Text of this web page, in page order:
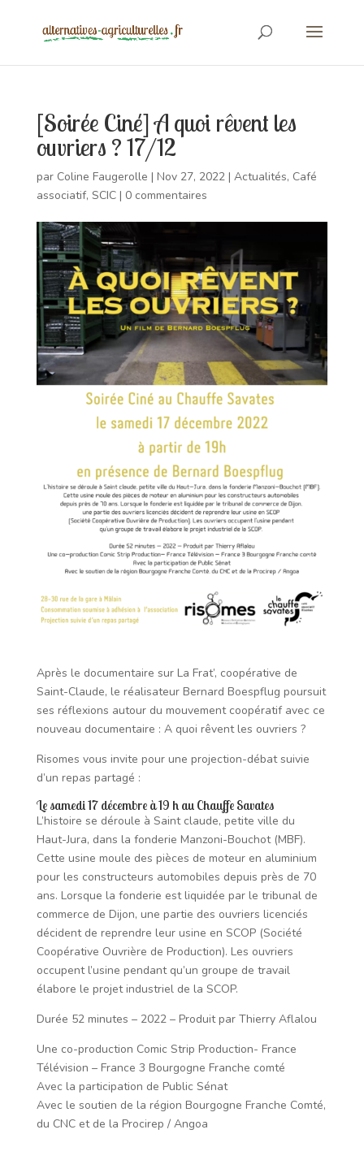
[Soirée Ciné] A quoi rêvent les
ouvriers ? 17/12
par Coline Faugerolle | Nov 27, 2022| Actualités, Café
associatif, SCIC| 0 commentaires
Après le documentaire sur La Frat’, coopérative de
Saint-Claude, le réalisateur Bernard Boespflug poursuit
ses réflexions autour du mouvement coopératif avec ce
nouveau documentaire : A quoi rêvent les ouvriers ?
Risomes vous invite pour une projection-débat suivie
d’un repas partagé :
Le samedi 17 décembre à 19 h au Chauffe Savates
L’histoire se déroule à Saint claude, petite ville du
Haut-Jura, dans la fonderie Manzoni-Bouchot (MBF).
Cette usine moule des pièces de moteur en aluminium
pour les constructeurs automobiles depuis près de 70
ans. Lorsque la fonderie est liquidée par le tribunal de
commerce de Dijon, une partie des ouvriers licenciés
décident de reprendre leur usine en SCOP (Société
Coopérative Ouvrière de Production). Les ouvriers
occupent l’usine pendant qu’un groupe de travail
élabore le projet industriel de la SCOP.
Durée 52 minutes – 2022 – Produit par Thierry Aflalou
Une co-production Comic Strip Production- France
Télévision – France 3 Bourgogne Franche comté
Avec la participation de Public Sénat
Avec le soutien de la région Bourgogne Franche Comté,
du CNC et de la Procirep / Angoa